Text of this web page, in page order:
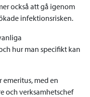
också att gå igenom
infektionsrisken.
hur man specifikt kan
emeritus, med en
och verksamhetschef